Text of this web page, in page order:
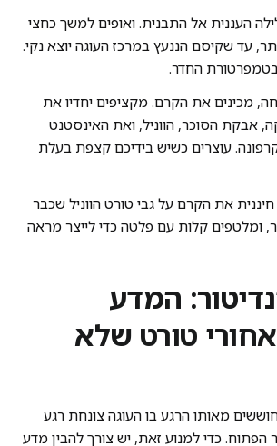
העננית אל התבנית. ואופים למשך כחצי
עד שקיסם הננעץ במרכז העוגה יוצא נקי.
החדר.
מכינים את הקרם. מקציפים יחדיו את
אבקת הסוכר, הווניל, ואת האינסטנט
עוצרים כשיש בידיכם קצפת בעלת
את הקרם על גבי טורט הווניל שכבר
ומלטפים קלות עם פלטה כדי לייצר מראה
המדע
טורט שלא
מאותו הרגע בו העוגה צונחת רגע
הפתוח. כדי למנוע זאת, יש צורך להבין מדע